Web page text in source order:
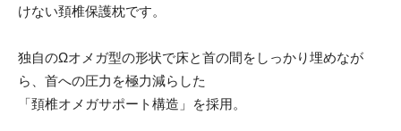
けない頚椎保護枕です。
独自のΩオメガ型の形状で床と首の間をしっかり埋めなが
ら、首への圧力を極力減らした
「頚椎オメガサポート構造」を採用。